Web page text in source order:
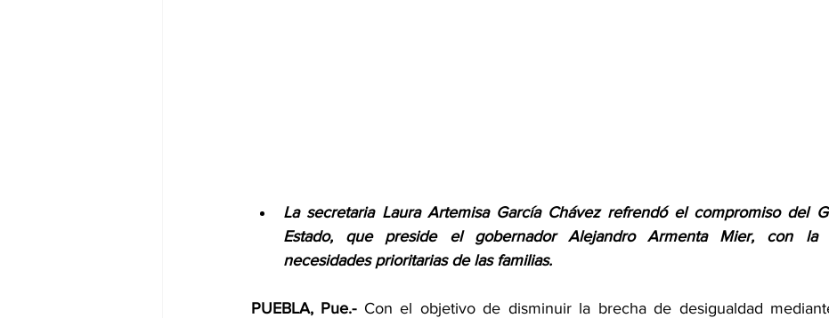
La secretaria Laura Artemisa García Chávez refrendó el compromiso del
Estado, que preside el gobernador Alejandro Armenta Mier, con la
necesidades prioritarias de las familias.
PUEBLA, Pue.- Con el objetivo de disminuir la brecha de desigualdad